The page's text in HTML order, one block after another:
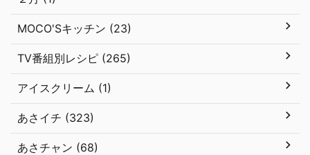
MOCO'Sキッチン (23)
TV番組別レシピ (265)
アイスクリーム (1)
あさイチ (323)
あさチャン (68)